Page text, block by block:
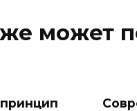
может